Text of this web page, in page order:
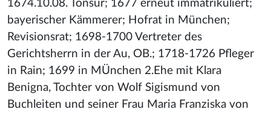
1674.10.08. Tonsur; 1677 erneut immatrikuliert;
bayerischer Kämmerer; Hofrat in München;
Revisionsrat; 1698-1700 Vertreter des
Gerichtsherrn in der Au, OB.; 1718-1726 Pfleger
in Rain; 1699 in MÜnchen 2.Ehe mit Klara
Benigna, Tochter von Wolf Sigismund von
Buchleiten und seiner Frau Maria Franziska von